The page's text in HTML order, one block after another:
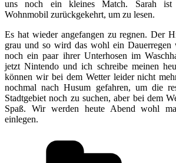
uns noch ein kleines Match. Sarah ist
Wohnmobil zurückgekehrt, um zu lesen.
Es hat wieder angefangen zu regnen. Der
grau und so wird das wohl ein Dauerregen
noch ein paar ihrer Unterhosen im
jetzt Nintendo und ich schreibe meinen
können wir bei dem Wetter leider nicht
nochmal nach Husum gefahren, um die
Stadtgebiet noch zu suchen, aber bei dem
Spaß. Wir werden heute Abend wohl
einlegen.